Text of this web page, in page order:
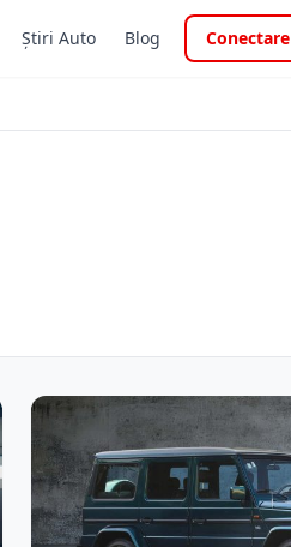
Știri Auto Blog Conectare